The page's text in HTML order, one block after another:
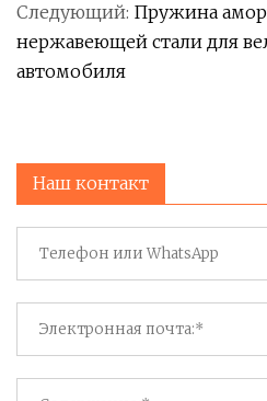
Следующий: Пружина
нержавеющей стали для
автомобиля
Наш контакт